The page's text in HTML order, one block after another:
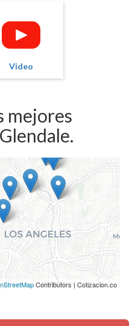
Video
mejores
Contributors | Cotizacion.co